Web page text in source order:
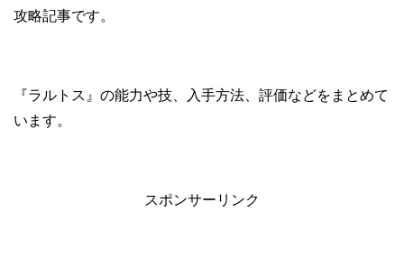
攻略記事です。
『ラルトス』の能力や技、入手方法、評価などをまとめて
います。
スポンサーリンク